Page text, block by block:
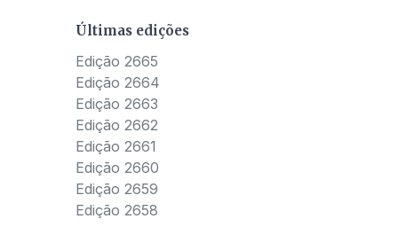
Últimas edições
Edição 2665
Edição 2664
Edição 2663
Edição 2662
Edição 2661
Edição 2660
Edição 2659
Edição 2658